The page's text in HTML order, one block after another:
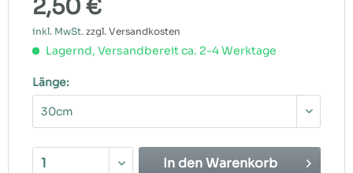
2,50 €
inkl. MwSt. zzgl. Versandkosten
Lagernd, Versandbereit ca. 2-4 Werktage
Länge:
In denWarenkorb